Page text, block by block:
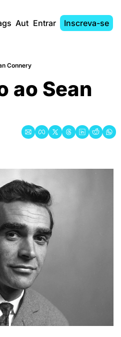
AutoresEntrar Inscreva-se
Connery
ao Sean